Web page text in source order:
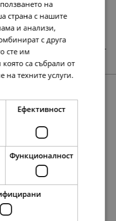
88. лв. 45.
258. лв. 132.
117. лв. 60.
127. лв. 65.
158. лв. 81.
на
страна с нашите
и анализи,
с друга
сте им
са събрали от
на техните услуги.
Ефективност
Функционалност